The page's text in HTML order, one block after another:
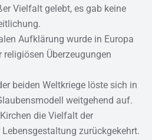
Vielfalt gelebt, es gab keine
Aufklärung wurde in Europa
Überzeugungen
beiden Weltkriege löste sich in
weitgehend auf.
die Vielfalt der
zurückgekehrt.